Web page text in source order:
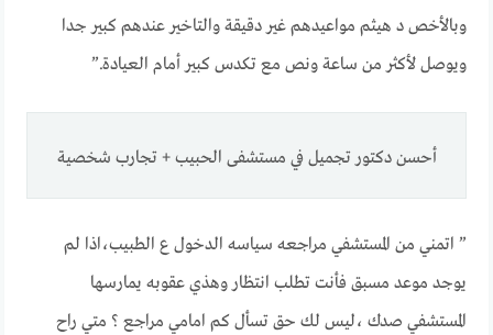
وبالأخص د هيثم مواعيدهم غير دقيقة والتاخير عندهم كبير جدا
ويوصل لأكثر من ساعة ونص مع تكدس كبير أمام العيادة.”
أحسن دكتور تجميل في مستشفى الحبيب + تجارب شخصية
” اتمني من المستشفي مراجعه سياسه الدخول ع الطبيب،اذا لم
يوجد موعد مسبق فأنت تطلب انتظار وهذي عقوبه يمارسها
المستشفي صدك ،ليس لك حق تسأل كم امامي مراجع ؟ متي راح